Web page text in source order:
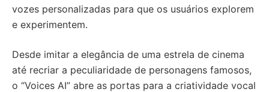
vozes personalizadas para que os usuários explorem
e experimentem.
Desde imitar a elegância de uma estrela de cinema
até recriar a peculiaridade de personagens famosos,
o “Voices AI” abre as portas para a criatividade vocal